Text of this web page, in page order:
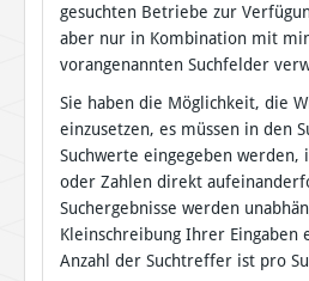
gesuchten Betriebe zur
aber nur in Kombination mit
vorangenannten Suchfelder
Sie haben die Möglichkeit, die
einzusetzen, es müssen in den
Suchwerte eingegeben werden,
oder Zahlen direkt
Suchergebnisse werden
Kleinschreibung Ihrer
Anzahl der Suchtreffer ist pro